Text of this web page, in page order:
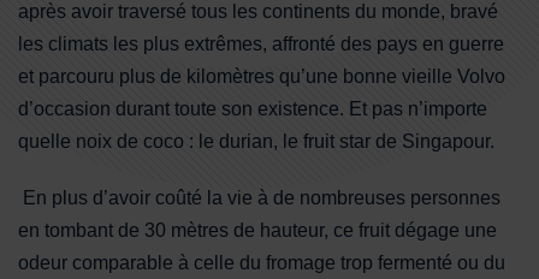
après avoir traversé tous les continents du monde, bravé
les climats les plus extrêmes, affronté des pays en guerre
et parcouru plus de kilomètres qu’une bonne vieille Volvo
d’occasion durant toute son existence. Et pas n’importe
quelle noix de coco : le durian, le fruit star de Singapour.
En plus d’avoir coûté la vie à de nombreuses personnes
en tombant de 30 mètres de hauteur, ce fruit dégage une
odeur comparable à celle du fromage trop fermenté ou du